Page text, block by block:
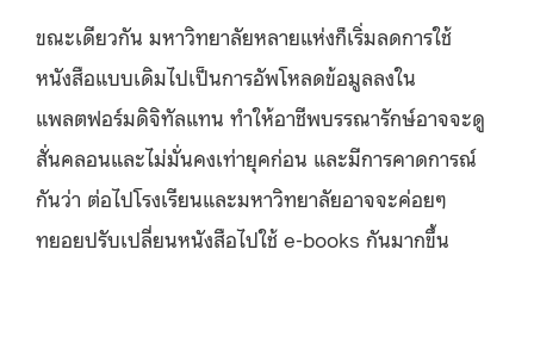
ขณะเดียวกัน มหาวิทยาลัยหลายแห่งก็เริ่มลดการใช้
หนังสือแบบเดิมไปเป็นการอัพโหลดข้อมูลลงใน
แพลตฟอร์มดิจิทัลแทน ทำให้อาชีพบรรณารักษ์อาจจะดู
สั่นคลอนและไม่มั่นคงเท่ายุคก่อน และมีการคาดการณ์
กันว่า ต่อไปโรงเรียนและมหาวิทยาลัยอาจจะค่อยๆ
ทยอยปรับเปลี่ยนหนังสือไปใช้ e-books กันมากขึ้น